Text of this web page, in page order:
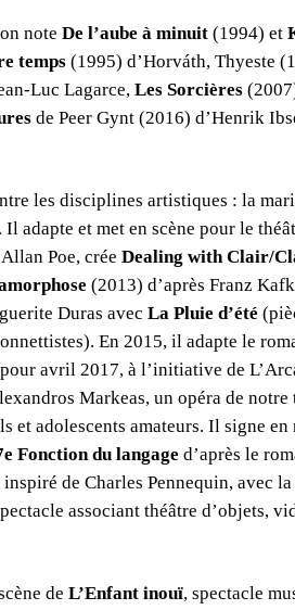
note De l’aube à minuit(1994) et
temps(1995) d’Horváth, Thyeste
Luc Lagarce, Les Sorcières
de Peer Gynt (2016) d’Henrik
les disciplines artistiques : la
adapte et met en scène pour le
Poe, crée Dealing with Clair/
(2013) d’après Franz
Duras avec La Pluie d’été
En 2015, il adapte le
avril 2017, à l’initiative de
Markeas, un opéra de
adolescents amateurs. Il signe en
Fonction du langage d’après le
de Charles Pennequin, avec
associant théâtre d’objets,
de L’Enfant inouï, spectacle